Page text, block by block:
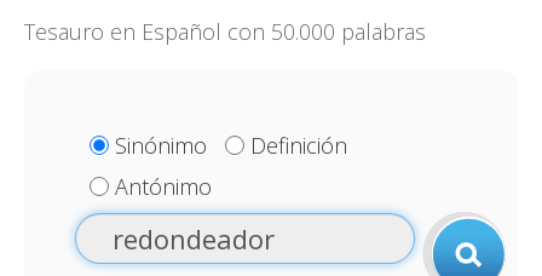
Tesauro en Español con 50.000 palabras
Sinónimo
Definición
Antónimo